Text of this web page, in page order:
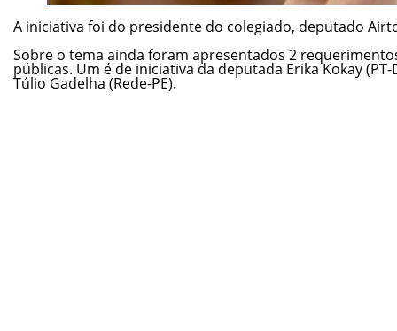
A iniciativa foi do presidente do colegiado, deputado
Sobre o tema ainda foram apresentados 2
públicas. Um é de iniciativa da deputada Erika Kokay
Túlio Gadelha (Rede-PE).